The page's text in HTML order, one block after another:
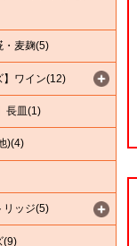
・麦麹(5)
】ワイン(12)
長皿(1)
)(4)
リッジ(5)
(9)